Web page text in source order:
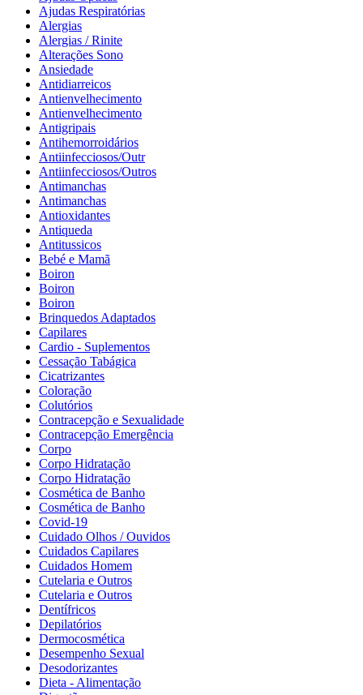
Ajudas Respiratórias
Alergias
Alergias / Rinite
Alterações Sono
Ansiedade
Antidiarreicos
Antienvelhecimento
Antienvelhecimento
Antigripais
Antihemorroidários
Antiinfecciosos/Outr
Antiinfecciosos/Outros
Antimanchas
Antimanchas
Antioxidantes
Antiqueda
Antitussicos
Bebé e Mamã
Boiron
Boiron
Boiron
Brinquedos Adaptados
Capilares
Cardio - Suplementos
Cessação Tabágica
Cicatrizantes
Coloração
Colutórios
Contracepção e Sexualidade
Contracepção Emergência
Corpo
Corpo Hidratação
Corpo Hidratação
Cosmética de Banho
Cosmética de Banho
Covid-19
Cuidado Olhos / Ouvidos
Cuidados Capilares
Cuidados Homem
Cutelaria e Outros
Cutelaria e Outros
Dentífricos
Depilatórios
Dermocosmética
Desempenho Sexual
Desodorizantes
Dieta - Alimentação